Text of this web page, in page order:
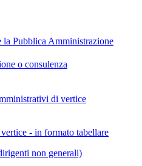
Pubblica Amministrazione
o consulenza
di vertice
- in formato tabellare
non generali)